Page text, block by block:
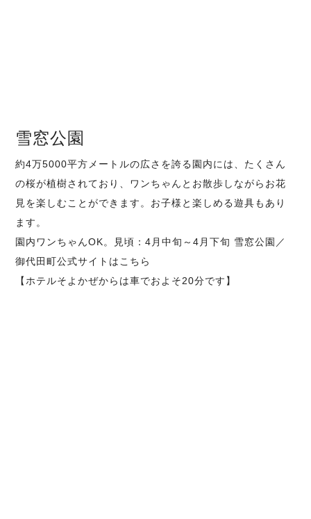
雪窓公園
約4万5000平方メートルの広さを誇る園内には、たくさん
の桜が植樹されており、ワンちゃんとお散歩しながらお花
見を楽しむことができます。お子様と楽しめる遊具もあり
ます。
園内ワンちゃんOK。見頃：4月中旬～4月下旬 雪窓公園／
御代田町公式サイトはこちら
【ホテルそよかぜからは車でおよそ20分です】